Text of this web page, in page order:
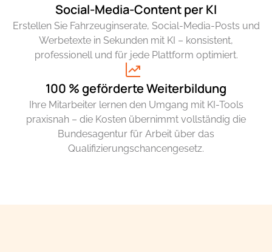
Social-Media-Content per KI
Erstellen Sie Fahrzeuginserate, Social-Media-Posts und
Werbetexte in Sekunden mit KI – konsistent,
professionell und für jede Plattform optimiert.
100 % geförderte Weiterbildung
Ihre Mitarbeiter lernen den Umgang mit KI-Tools
praxisnah – die Kosten übernimmt vollständig die
Bundesagentur für Arbeit über das
Qualifizierungschancengesetz.